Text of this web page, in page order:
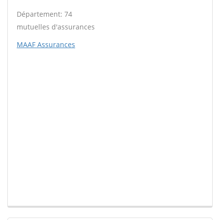
Département: 74
mutuelles d'assurances
MAAF Assurances